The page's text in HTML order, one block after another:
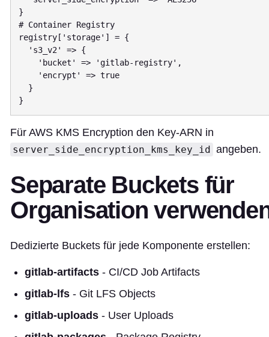
}
# Container Registry
registry['storage'] = {
Für AWS KMS Encryption den Key-ARN in
server_side_encryption_kms_key_id angeben.
Separate Buckets für
Organisation
Dedizierte Buckets für jede Komponente erstellen:
gitlab-artifacts - CI/CD Job Artifacts
gitlab-lfs - Git LFS Objects
gitlab-uploads - User Uploads